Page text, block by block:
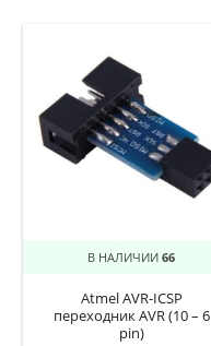
В НАЛИЧИИ 66
Atmel AVR-ICSP
переходник AVR (10 – 6
pin)